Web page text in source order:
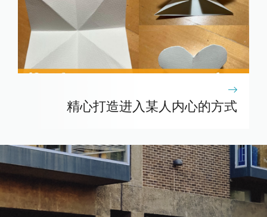
精心打造进入某人内心的方式